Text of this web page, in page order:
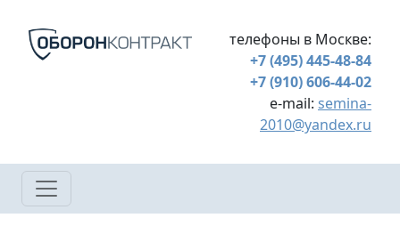
телефоны в Москве:
+7 (495) 445-48-84
+7 (910) 606-44-02
e-mail: semina-
2010@yandex.ru